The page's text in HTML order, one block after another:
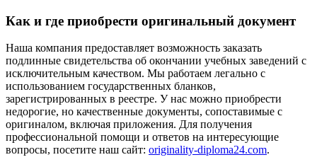
Как и где приобрести оригинальный документ
Наша компания предоставляет возможность заказать
подлинные свидетельства об окончании учебных заведений с
исключительным качеством. Мы работаем легально с
использованием государственных бланков,
зарегистрированных в реестре. У нас можно приобрести
недорогие, но качественные документы, сопоставимые с
оригиналом, включая приложения. Для получения
профессиональной помощи и ответов на интересующие
вопросы, посетите наш сайт: originality-diploma24.com.